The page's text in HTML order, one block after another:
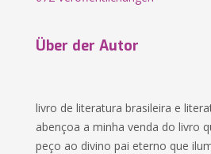
Über der Autor
livro de literatura brasileira e
abençoa a minha venda do livro
peço ao divino pai eterno que